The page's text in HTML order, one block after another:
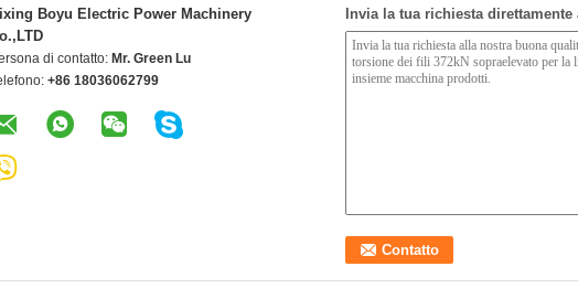
Boyu Electric Power Machinery
di contatto: Mr. Green Lu
+86 18036062799
Invia la tua richiesta direttamente